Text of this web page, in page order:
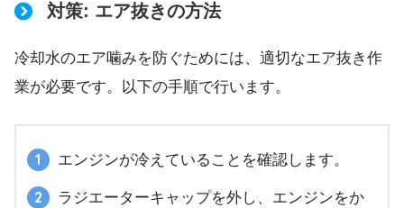
対策: エア抜きの方法
冷却水のエア噛みを防ぐためには、適切なエア抜き作
業が必要です。以下の手順で行います。
エンジンが冷えていることを確認します。
ラジエーターキャップを外し、エンジンをか